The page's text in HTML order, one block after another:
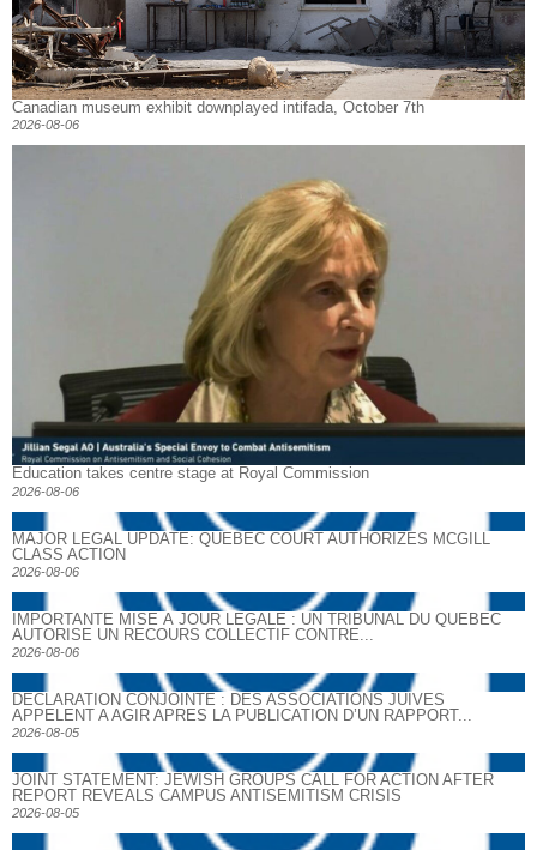
Canadian museum exhibit downplayed intifada, October 7th
2026-08-06
Education takes centre stage at Royal Commission
2026-08-06
MAJOR LEGAL UPDATE: QUEBEC COURT AUTHORIZES MCGILL
CLASS ACTION
2026-08-06
IMPORTANTE MISE À JOUR LÉGALE : UN TRIBUNAL DU QUÉBEC
AUTORISE UN RECOURS COLLECTIF CONTRE...
2026-08-06
DECLARATION CONJOINTE : DES ASSOCIATIONS JUIVES
APPELENT A AGIR APRES LA PUBLICATION D’UN RAPPORT...
2026-08-05
JOINT STATEMENT: JEWISH GROUPS CALL FOR ACTION AFTER
REPORT REVEALS CAMPUS ANTISEMITISM CRISIS
2026-08-05